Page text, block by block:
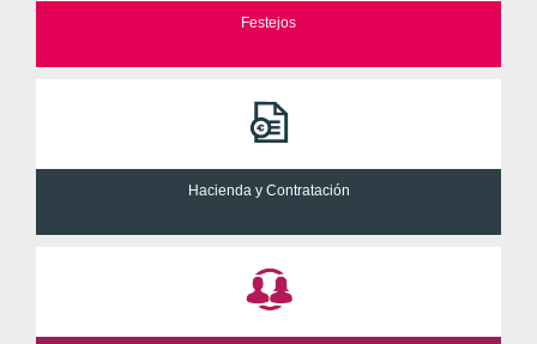
Festejos
Hacienda y Contratación